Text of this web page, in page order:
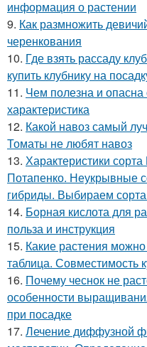
информация о растении
9. Как размножить
черенкования
10. Где взять рассаду
купить клубнику на
11. Чем полезна и опасна
характеристика
12. Какой навоз самый
Томаты не любят навоз
13. Характеристики
Потапенко. Неукрывные
гибриды. Выбираем
14. Борная кислота для
польза и инструкция
15. Какие растения
таблица. Совместимость
16. Почему чеснок не
особенности
при посадке
17. Лечение диффузной